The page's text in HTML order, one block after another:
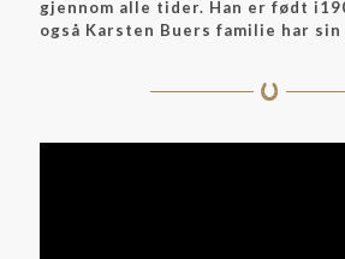
gjennom alle tider. Han er født
også Karsten Buers familie har